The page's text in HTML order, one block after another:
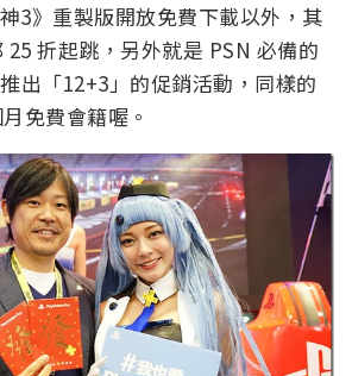
3》重製版開放免費下載以外，其
折起跳，另外就是 PSN 必備的
出「12+3」的促銷活動，同樣的
免費會籍喔。